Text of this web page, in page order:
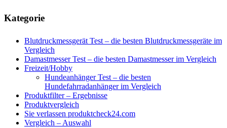
Kategorie
Blutdruckmessgerät Test – die besten Blutdruckmessgeräte im
Vergleich
Damastmesser Test – die besten Damastmesser im Vergleich
Freizeit/Hobby
Hundeanhänger Test – die besten
Hundefahrradanhänger im Vergleich
Produktfilter – Ergebnisse
Produktvergleich
Sie verlassen produktcheck24.com
Vergleich – Auswahl